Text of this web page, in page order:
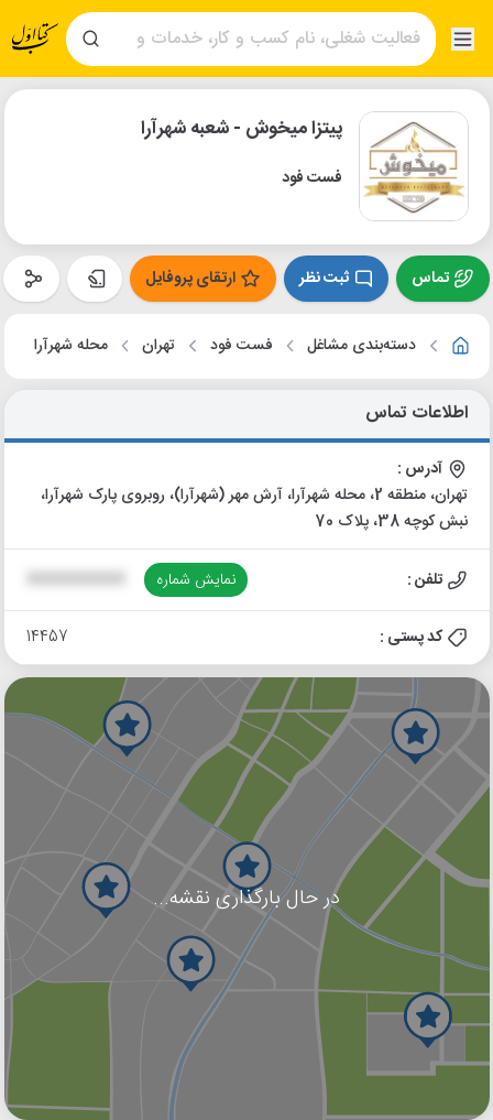
پیتزا میخوش - شعبه شهرآرا
فست فود
تماس ثبت نظر ارتقای پروفایل
دسته‌بندی مشاغل فست فود تهران محله شهرآرا
اطلاعات تماس
آدرس :
تهران، منطقه 2، محله شهرآرا، آرش مهر (شهرآرا)، روبروی پارک شهرآرا،
نبش کوچه 38، پلاک 70
تلفن : نمایش شماره
کد پستی : 14457
در حال بارگذاری نقشه...
گوگل